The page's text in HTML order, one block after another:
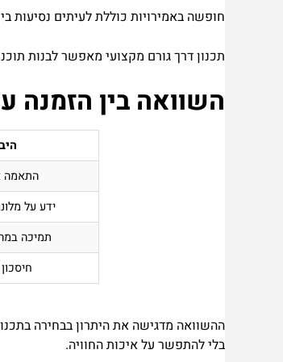
חופשה באמירויות כוללת לעיתים נסיעות
תכנון דרך גורם מקצועי מאפשר לבנות
השוואה בין הזמנה
התאמה
ידע על
תמיכה
ההשוואה מדגישה את היתרון בבחירה
בלי להתפשר על איכות החוויה.